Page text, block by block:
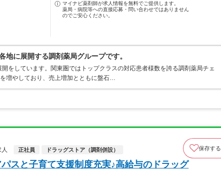
マイナビ薬剤師が求人情報を無料でご提供します。
薬局・病院等への直接応募・問い合わせではありません
のでご安心ください。
地に展開する調剤薬局グループです。
をしています。関東圏ではトップクラスの対応患者様数を誇る調剤薬局チェ
増やしており、売上増加とともに盤石…
正社員 ドラッグストア（調剤併設） 保存する
スと子育て支援制度充実♪高給与のドラッグ